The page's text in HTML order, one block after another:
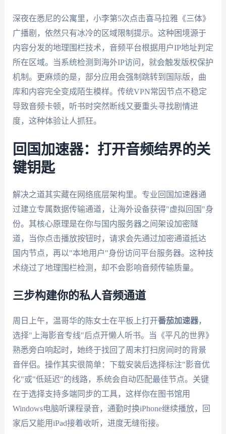
深夜在悉尼的公寓里，小李第5次点击喜马拉雅《三体》
广播剧，依然只有冰冷的区域限制提示。这种困境源于
内容分发的地理围栏技术，音频平台根据用户IP地址判定
所在区域。当系统检测到海外IP访问，就会触发版权保护
机制。更麻烦的是，部分应用会强制跳转到国际版，曲
库和内容完全变成陌生模样。传统VPN常因节点不稳定
导致音频卡顿，听书时突然断线又要重头寻找剧情进
度，这种体验让人抓狂。
回国加速器：打开音频结界的关
键钥匙
解决之道其实藏在网络底层架构里。专业回国加速器通
过建立专属数据传输通道，让海外设备获得"虚拟回国"身
份。其核心原理是在你与国内服务器之间架设加密隧
道，当你点击播放按钮时，请求会先通过加密通道抵达
国内节点，再以"本地用户"身份访问平台服务器。这种技
术绕过了地理围栏检测，却不会影响音频传输质量。
三步构建你的私人音频通道
周日上午，温哥华的陈女士在平板上打开番茄加速器，
选择"上海影音专线"后点开懒人听书。当《平凡的世界》
熟悉旁白响起时，她终于找回了周末打扫房间时的背景
音伴侣。操作其实很简单：下载安装后选择标注"影音优
化"或"低延迟"的线路，系统会自动匹配最佳节点。关键
在于选择支持多端同步的工具，这样你在图书馆用
Windows电脑听课程录音，通勤时换iPhone继续播放，回
家后又能用iPad接着收听，进度无缝衔接。